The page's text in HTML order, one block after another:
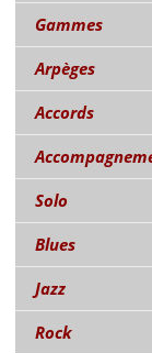
Gammes
Arpèges
Accords
Solo
Blues
Jazz
Rock